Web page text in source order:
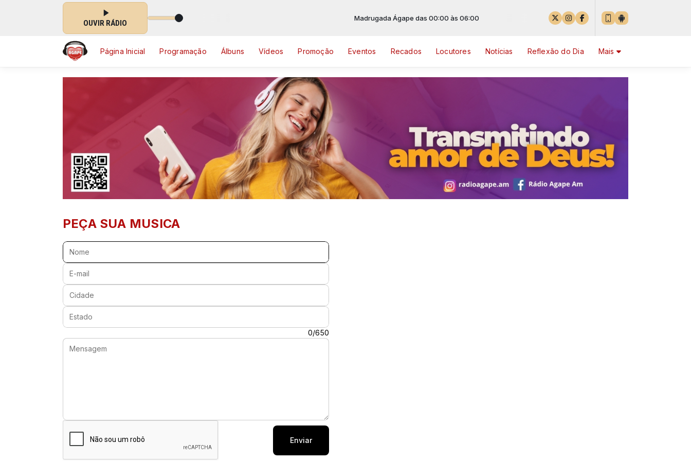
OUVIR RÁDIO
Madrugada Ágape das 00:00 às 06:00 Madrugada Ágape das 00:00 às 06:00
Página Inicial Programação Álbuns Vídeos Promoção Eventos Recados Locutores Notícias Reflexão do Dia Mais
PEÇA SUA MUSICA
Nome:
E-mail:
Cidade:
Estado:
0/650
Enviar